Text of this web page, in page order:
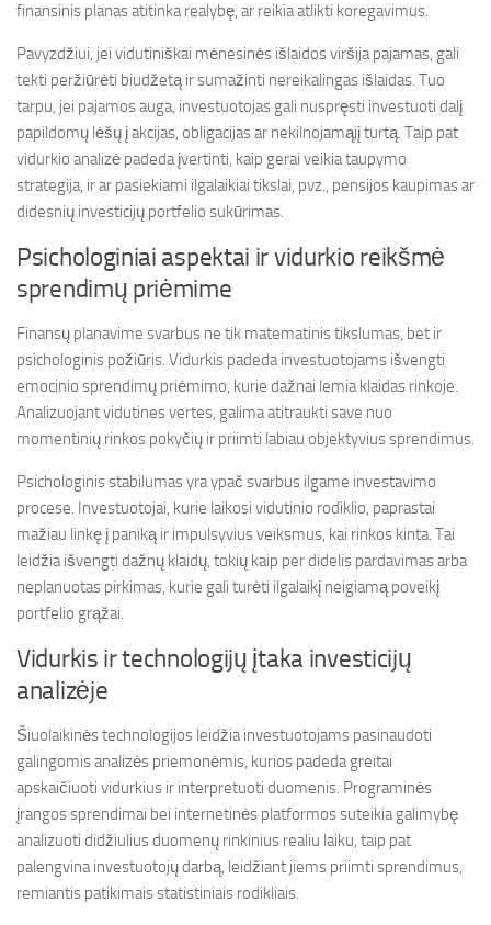
finansinis planas atitinka realybę, ar reikia atlikti koregavimus.
Pavyzdžiui, jei vidutiniškai mėnesinės išlaidos viršija pajamas, gali
tekti peržiūrėti biudžetą ir sumažinti nereikalingas išlaidas. Tuo
tarpu, jei pajamos auga, investuotojas gali nuspręsti investuoti dalį
papildomų lėšų į akcijas, obligacijas ar nekilnojamąjį turtą. Taip pat
vidurkio analizė padeda įvertinti, kaip gerai veikia taupymo
strategija, ir ar pasiekiami ilgalaikiai tikslai, pvz., pensijos kaupimas ar
didesnių investicijų portfelio sukūrimas.
Psichologiniai aspektai ir vidurkio reikšmė
sprendimų priėmime
Finansų planavime svarbus ne tik matematinis tikslumas, bet ir
psichologinis požiūris. Vidurkis padeda investuotojams išvengti
emocinio sprendimų priėmimo, kurie dažnai lemia klaidas rinkoje.
Analizuojant vidutines vertes, galima atitraukti save nuo
momentinių rinkos pokyčių ir priimti labiau objektyvius sprendimus.
Psichologinis stabilumas yra ypač svarbus ilgame investavimo
procese. Investuotojai, kurie laikosi vidutinio rodiklio, paprastai
mažiau linkę į paniką ir impulsyvius veiksmus, kai rinkos kinta. Tai
leidžia išvengti dažnų klaidų, tokių kaip per didelis pardavimas arba
neplanuotas pirkimas, kurie gali turėti ilgalaikį neigiamą poveikį
portfelio grąžai.
Vidurkis ir technologijų įtaka investicijų
analizėje
Šiuolaikinės technologijos leidžia investuotojams pasinaudoti
galingomis analizės priemonėmis, kurios padeda greitai
apskaičiuoti vidurkius ir interpretuoti duomenis. Programinės
įrangos sprendimai bei internetinės platformos suteikia galimybę
analizuoti didžiulius duomenų rinkinius realiu laiku, taip pat
palengvina investuotojų darbą, leidžiant jiems priimti sprendimus,
remiantis patikimais statistiniais rodikliais.